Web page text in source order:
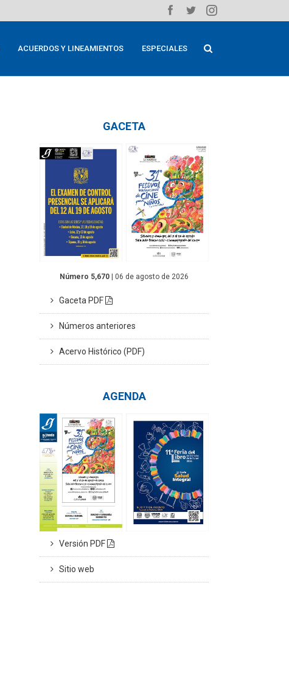
ACUERDOS Y LINEAMIENTOS ESPECIALES
GACETA
Número 5,670 | 06 de agosto de 2026
Gaceta PDF
Números anteriores
Acervo Histórico (PDF)
AGENDA
Versión PDF
Sitio web